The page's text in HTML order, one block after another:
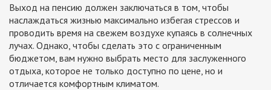
Выход на пенсию должен заключаться в том, чтобы
наслаждаться жизнью максимально избегая стрессов и
проводить время на свежем воздухе купаясь в солнечных
лучах. Однако, чтобы сделать это с ограниченным
бюджетом, вам нужно выбрать место для заслуженного
отдыха, которое не только доступно по цене, но и
отличается комфортным климатом.